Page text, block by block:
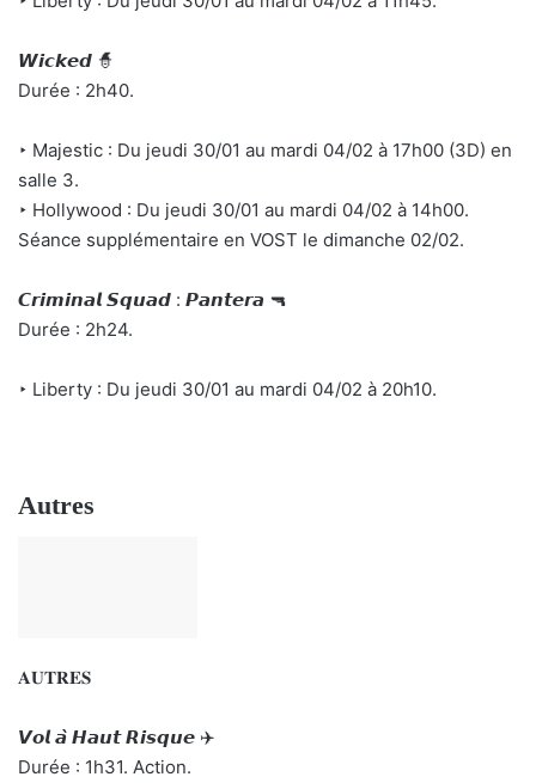
𝙒𝙞𝙘𝙠𝙚𝙙 🧙
Durée : 2h40.
‣ Majestic : Du jeudi 30/01 au mardi 04/02 à 17h00 (3D) en
salle 3.
‣ Hollywood : Du jeudi 30/01 au mardi 04/02 à 14h00.
Séance supplémentaire en VOST le dimanche 02/02.
𝘾𝙧𝙞𝙢𝙞𝙣𝙖𝙡 𝙎𝙦𝙪𝙖𝙙 : 𝙋𝙖𝙣𝙩𝙚𝙧𝙖 🔫
Durée : 2h24.
‣ Liberty : Du jeudi 30/01 au mardi 04/02 à 20h10.
Autres
𝐀𝐔𝐓𝐑𝐄𝐒
𝙑𝙤𝙡 𝙖̀ 𝙃𝙖𝙪𝙩 𝙍𝙞𝙨𝙦𝙪𝙚 ✈️
Durée : 1h31. Action.